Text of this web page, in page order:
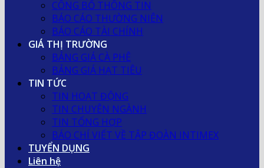
CÔNG BỐ THÔNG TIN
BÁO CÁO THƯỜNG NIÊN
BÁO CÁO TÀI CHÍNH
GIÁ THỊ TRƯỜNG
BẢNG GIÁ CÀ PHÊ
BẢNG GIÁ HẠT TIÊU
TIN TỨC
TIN HOẠT ĐỘNG
TIN CHUYÊN NGÀNH
TIN TỔNG HỢP
BÁO CHÍ VIẾT VỀ TẬP ĐOÀN INTIMEX
TUYỂN DỤNG
Liên hệ